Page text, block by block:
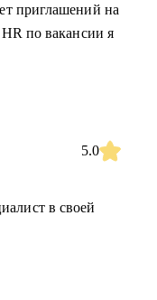
приглашений на
HR по вакансии я
5.0
в своей